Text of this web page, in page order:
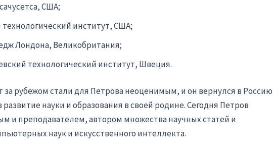
США;
институт, США;
Лондона, Великобритания;
технологический институт, Швеция.
рубежом стали для Петрова неоценимым, и он вернулся в Россию
науки и образования в своей родине. Сегодня Петров
и преподавателем, автором множества научных статей и
наук и искусственного интеллекта.